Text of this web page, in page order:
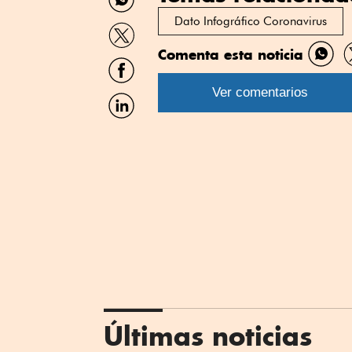
por
WhatsApp
Compartir
por
Twitter
Compartir
por
Facebook
Compartir
por
Dato Infográfico Coronavirus
Comenta esta noticia
por
Ver comentarios
Últimas noticias